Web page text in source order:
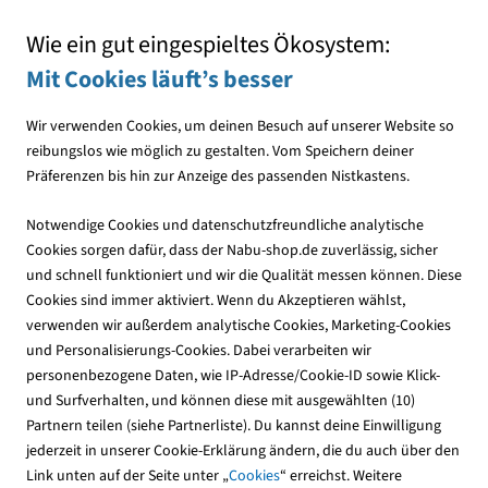
Wie ein gut eingespieltes Ökosystem:
Mit Cookies läuft’s besser
Wir verwenden Cookies, um deinen Besuch auf unserer Website so
reibungslos wie möglich zu gestalten. Vom Speichern deiner
Präferenzen bis hin zur Anzeige des passenden Nistkastens.
Notwendige Cookies und datenschutzfreundliche analytische
Cookies sorgen dafür, dass der Nabu-shop.de zuverlässig, sicher
und schnell funktioniert und wir die Qualität messen können. Diese
Cookies sind immer aktiviert. Wenn du Akzeptieren wählst,
verwenden wir außerdem analytische Cookies, Marketing-Cookies
und Personalisierungs-Cookies. Dabei verarbeiten wir
personenbezogene Daten, wie IP-Adresse/Cookie-ID sowie Klick-
und Surfverhalten, und können diese mit ausgewählten (10)
Partnern teilen (siehe Partnerliste). Du kannst deine Einwilligung
jederzeit in unserer Cookie-Erklärung ändern, die du auch über den
Link unten auf der Seite unter „Cookies“ erreichst. Weitere
Vogelfutter Fettfutter